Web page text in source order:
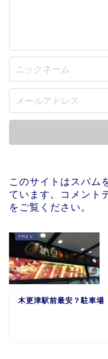
このサイトはスパム
ています。
コメント
をご覧ください 。
木更津駅前最安？駐車場